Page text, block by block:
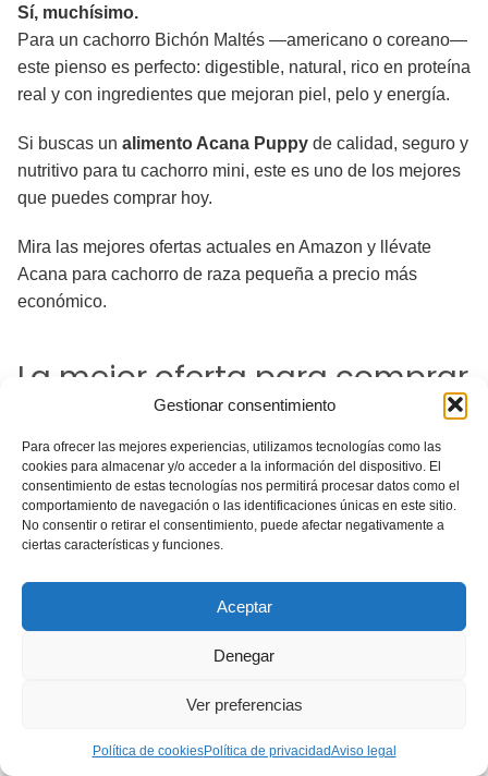
Gestionar consentimiento
Para ofrecer las mejores experiencias, utilizamos tecnologías como las
cookies para almacenar y/o acceder a la información del dispositivo. El
consentimiento de estas tecnologías nos permitirá procesar datos como el
comportamiento de navegación o las identificaciones únicas en este sitio.
No consentir o retirar el consentimiento, puede afectar negativamente a
ciertas características y funciones.
Aceptar
Denegar
Ver preferencias
Política de cookiesPolítica de privacidadAviso legal
Sí, muchísimo.
Para un cachorro Bichón Maltés —americano o coreano—
este pienso es perfecto: digestible, natural, rico en proteína
real y con ingredientes que mejoran piel, pelo y energía.
Si buscas un alimento Acana Puppy de calidad, seguro y
nutritivo para tu cachorro mini, este es uno de los mejores
que puedes comprar hoy.
Mira las mejores ofertas actuales en Amazon y llévate
Acana para cachorro de raza pequeña a precio más
económico.
La mejor oferta para comprar
Acana pienso para cachorros
más barato en Amazon
Además, puedes aprovechar ofertas del mes, descuentos
y envíos gratuitos de Amazon para conseguir este
cachorro.
pierdas la oportunidad, ¡cómpralo!